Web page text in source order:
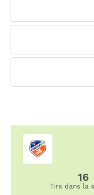
16
Tirs dans la